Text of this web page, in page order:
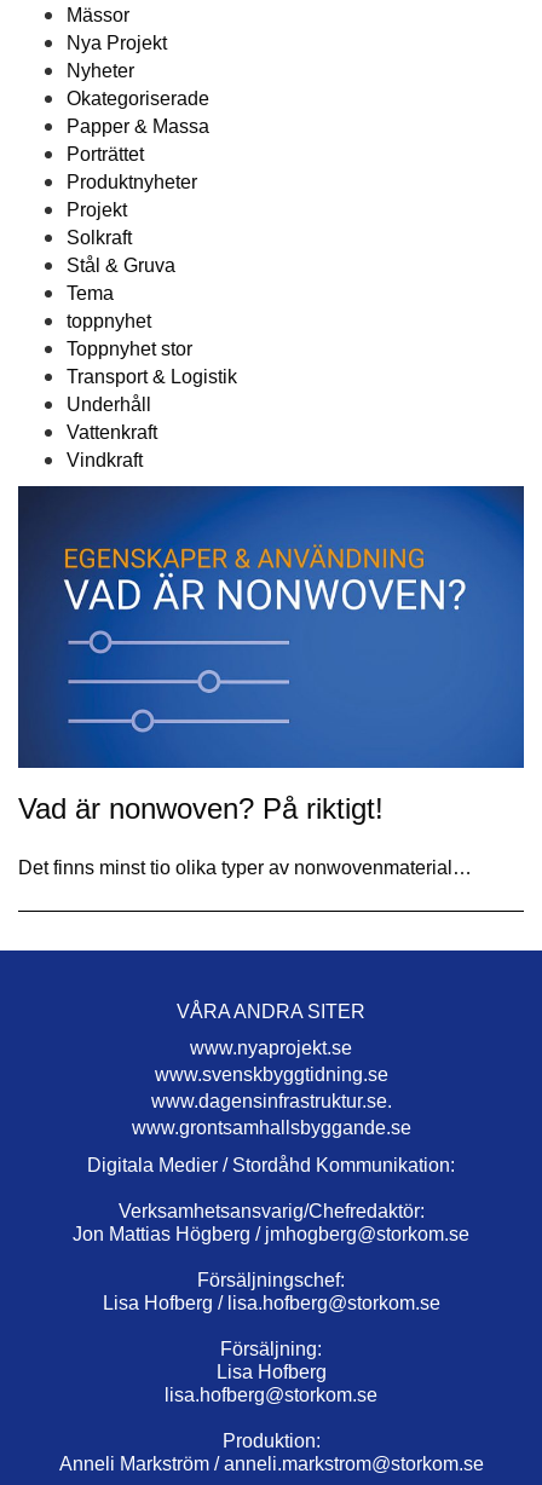
Mässor
Nya Projekt
Nyheter
Okategoriserade
Papper & Massa
Porträttet
Produktnyheter
Projekt
Solkraft
Stål & Gruva
Tema
toppnyhet
Toppnyhet stor
Transport & Logistik
Underhåll
Vattenkraft
Vindkraft
Vad är nonwoven? På riktigt!
Det finns minst tio olika typer av nonwovenmaterial…
VÅRA ANDRA SITER
www.nyaprojekt.se
www.svenskbyggtidning.se
www.dagensinfrastruktur.se.
www.grontsamhallsbyggande.se
Digitala Medier / Stordåhd Kommunikation:
Verksamhetsansvarig/Chefredaktör:
Jon Mattias Högberg / jmhogberg@storkom.se
Försäljningschef:
Lisa Hofberg / lisa.hofberg@storkom.se
Försäljning:
Lisa Hofberg
lisa.hofberg@storkom.se
Produktion:
Anneli Markström /anneli.markstrom@storkom.se